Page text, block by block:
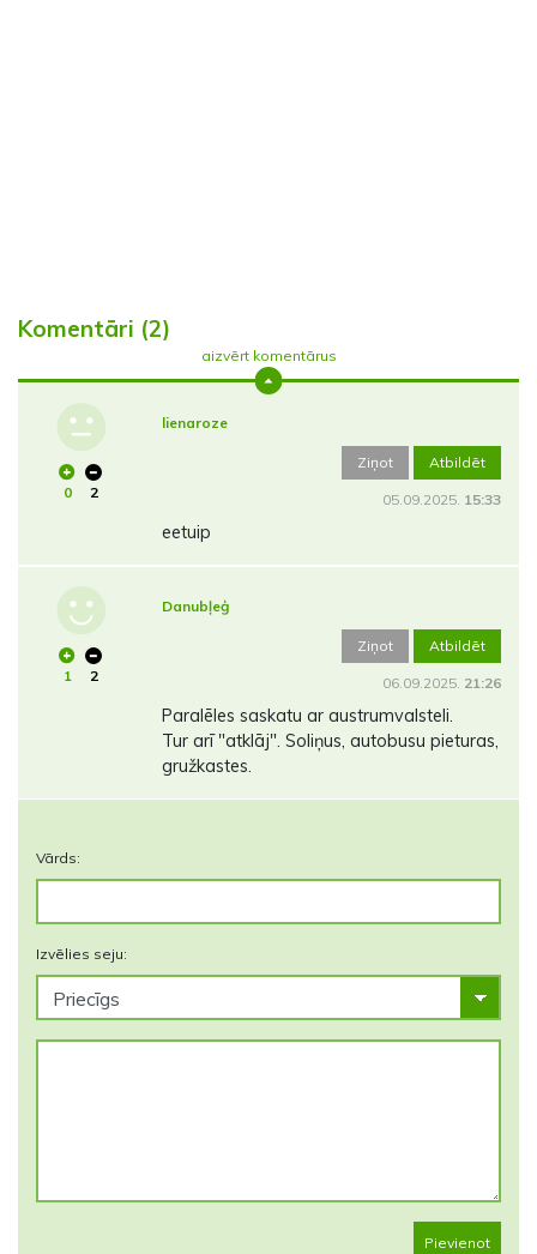
Komentāri (2)
aizvērt komentārus
0 2
lienaroze
Ziņot Atbildēt
05.09.2025. 15:33
eetuip
1 2
Danubļeģ
Ziņot Atbildēt
06.09.2025. 21:26
Paralēles saskatu ar austrumvalsteli.
Tur arī "atklāj". Soliņus, autobusu pieturas,
gružkastes.
Vārds:
Izvēlies seju:
Pievienot